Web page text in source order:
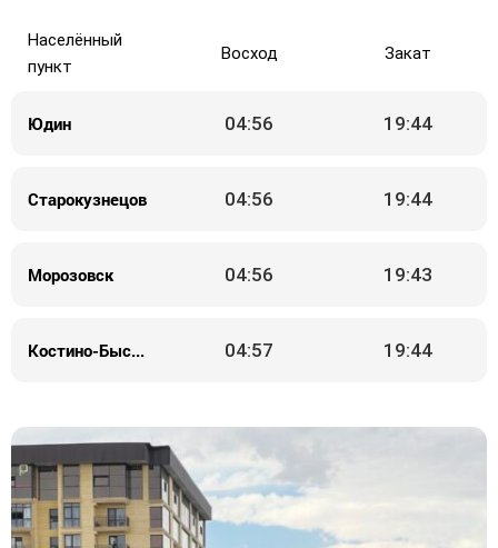
Населённый
пункт
Восход Закат
Юдин 04:56 19:44
Старокузнецов 04:56 19:44
Морозовск 04:56 19:43
Костино-Быстрянский 04:57 19:44